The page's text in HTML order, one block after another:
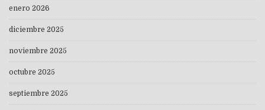
enero 2026
diciembre 2025
noviembre 2025
octubre 2025
septiembre 2025